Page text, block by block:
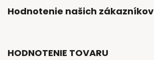
Hodnotenie našich zákazníkov
HODNOTENIE TOVARU